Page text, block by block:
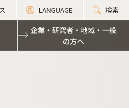
LANGUAGE 検索
企業・研究者・地域・一般
の方へ